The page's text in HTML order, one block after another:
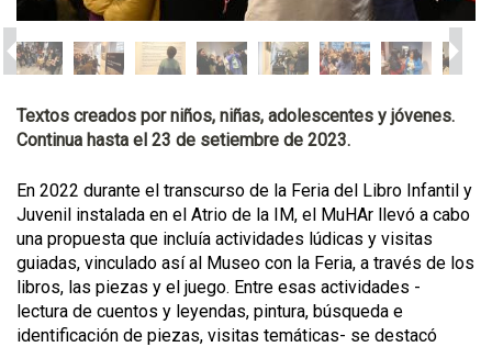
Textos creados por niños, niñas, adolescentes y jóvenes.
Continua hasta el 23 de setiembre de 2023.
En 2022 durante el transcurso de la Feria del Libro Infantil y
Juvenil instalada en el Atrio de la IM, el MuHAr llevó a cabo
una propuesta que incluía actividades lúdicas y visitas
guiadas, vinculado así al Museo con la Feria, a través de los
libros, las piezas y el juego. Entre esas actividades -
lectura de cuentos y leyendas, pintura, búsqueda e
identificación de piezas, visitas temáticas- se destacó